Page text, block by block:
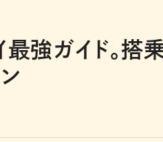
強ガイド。搭